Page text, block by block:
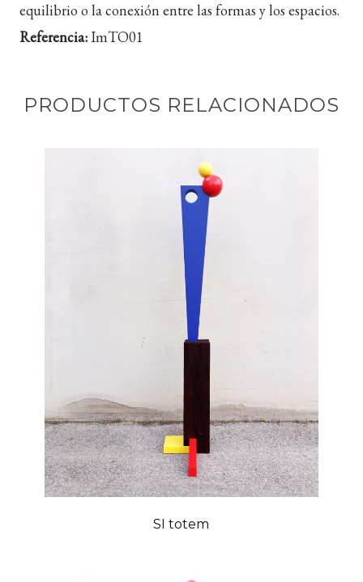
equilibrio o la conexión entre las formas y los espacios.
Referencia: ImTO01
PRODUCTOS RELACIONADOS
SI totem